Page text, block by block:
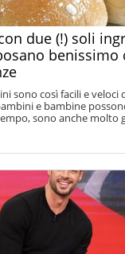
due (!) soli
benissimo
sono così facili e veloci
e bambine
sono anche molto